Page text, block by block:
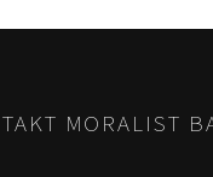
MORALIST